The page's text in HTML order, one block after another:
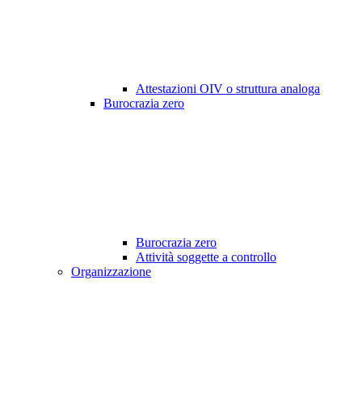
Attestazioni OIV o struttura analoga
Burocrazia zero
Burocrazia zero
Attività soggette a controllo
Organizzazione